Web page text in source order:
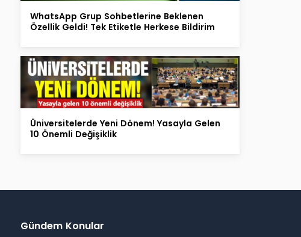
WhatsApp Grup Sohbetlerine Beklenen
Özellik Geldi! Tek Etiketle Herkese Bildirim
Üniversitelerde Yeni Dönem! Yasayla Gelen
10 Önemli Değişiklik
Gündem Konular